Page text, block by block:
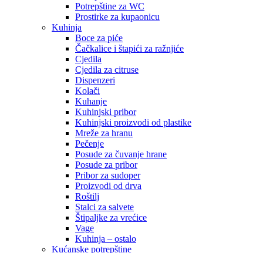
Potrepštine za WC
Prostirke za kupaonicu
Kuhinja
Boce za piće
Čačkalice i štapići za ražnjiće
Cjedila
Cjedila za citruse
Dispenzeri
Kolači
Kuhanje
Kuhinjski pribor
Kuhinjski proizvodi od plastike
Mreže za hranu
Pečenje
Posude za čuvanje hrane
Posude za pribor
Pribor za sudoper
Proizvodi od drva
Roštilj
Stalci za salvete
Štipaljke za vrećice
Vage
Kuhinja – ostalo
Kućanske potrepštine